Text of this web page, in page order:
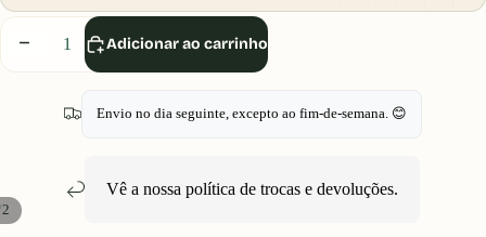
2
Diminuir
quantidade
Aumentar
Adicionar ao carrinho
Envio no dia seguinte, excepto ao fim-de-semana. 😊
Vê a nossa política de trocas e devoluções.